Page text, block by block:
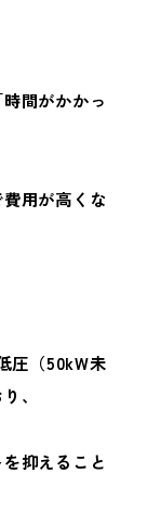
間がかかっ
費用が高くな
圧（50kW未
、
抑えること